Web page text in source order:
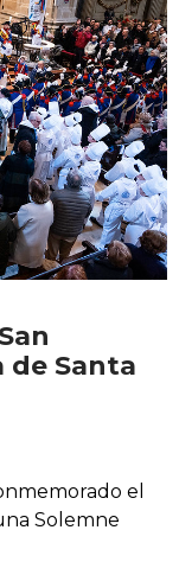
de Santa
el
Solemne